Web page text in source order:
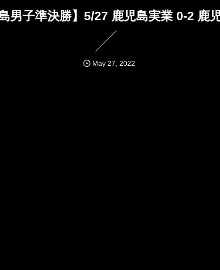
男子準決勝】5/27 鹿児島実業 0-2 鹿
May 27, 2022